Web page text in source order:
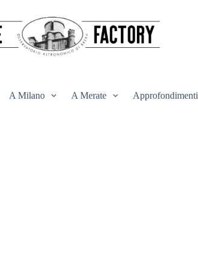
A Milano A Merate Approfondimenti